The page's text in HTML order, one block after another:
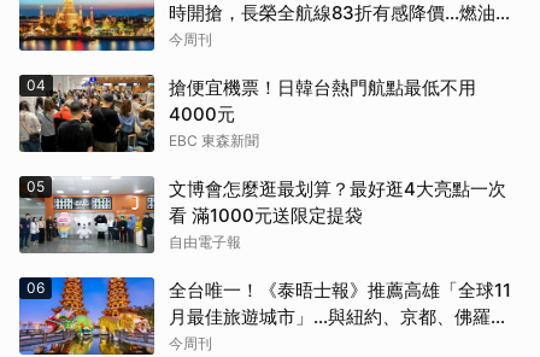
時開搶，長榮全航線83折有感降價…燃油稅
8/9調漲早買早省
今周刊
04
搶便宜機票！日韓台熱門航點最低不用
4000元
EBC 東森新聞
05
文博會怎麼逛最划算？最好逛4大亮點一次
看 滿1000元送限定提袋
自由電子報
06
全台唯一！《泰晤士報》推薦高雄「全球11
月最佳旅遊城市」…與紐約、京都、佛羅倫
斯共同入榜，理由曝光
今周刊